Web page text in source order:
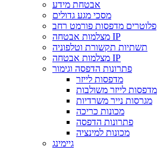
אבטחת מידע
מסכי מגע גדולים
פלוטרים מדפסות פורמט רחב
מצלמות אבטחה IP
תשתיות תקשורת וטלפוניה
מצלמות אבטחה IP
פתרונות הדפסה וגימור
מדפסות לייזר
מגרסות נייר משרדיות
מכונות כריכה
פתרונות הדפסה
מכונות למינציה
גיימינג